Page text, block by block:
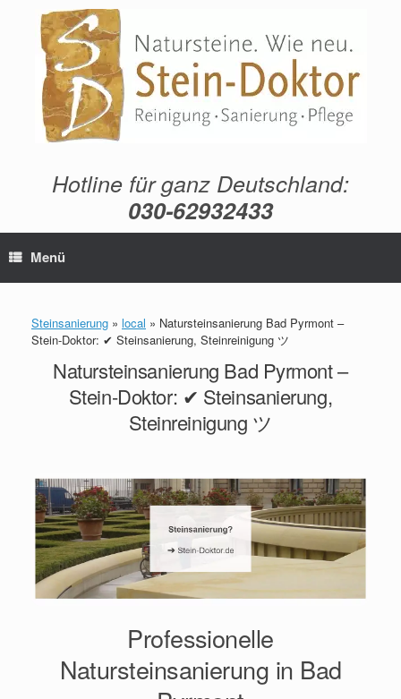
springen
Hotline für ganz Deutschland:
030-62932433
Menü
Steinsanierung » local » Natursteinsanierung Bad Pyrmont –
Stein-Doktor: ✔ Steinsanierung, Steinreinigung ツ
Natursteinsanierung Bad Pyrmont –
Stein-Doktor: ✔ Steinsanierung,
Steinreinigung ツ
Professionelle
Natursteinsanierung in Bad